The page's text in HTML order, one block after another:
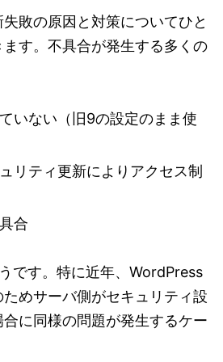
敗の原因と対策についてひと
す。不具合が発生する多くの
いない（旧9の設定のまま使
リティ更新によりアクセス制
合
です。特に近年、WordPress
めサーバ側がセキュリティ設
に同様の問題が発生するケー